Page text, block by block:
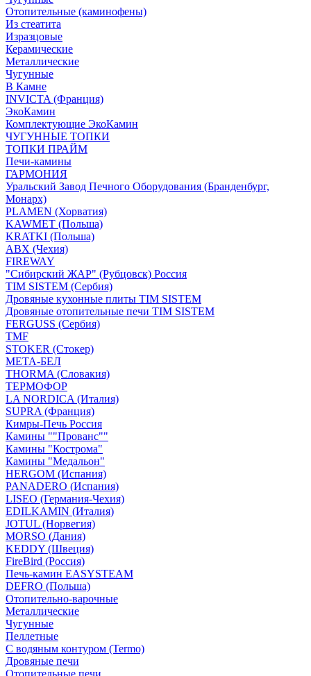
Отопительные (каминофены)
Из стеатита
Изразцовые
Керамические
Металлические
Чугунные
В Камне
INVICTA (Франция)
ЭкоКамин
Комплектующие ЭкоКамин
ЧУГУННЫЕ ТОПКИ
ТОПКИ ПРАЙМ
Печи-камины
ГАРМОНИЯ
Уральский Завод Печного Оборудования (Бранденбург,
Монарх)
PLAMEN (Хорватия)
KAWMET (Польша)
KRATKI (Польша)
ABX (Чехия)
FIREWAY
"Сибирский ЖАР" (Рубцовск) Россия
TIM SISTEM (Сербия)
Дровяные кухонные плиты TIM SISTEM
Дровяные отопительные печи TIM SISTEM
FERGUSS (Сербия)
TMF
STOKER (Стокер)
МЕТА-БЕЛ
THORMA (Словакия)
ТЕРМОФОР
LA NORDICA (Италия)
SUPRA (Франция)
Кимры-Печь Россия
Камины ""Прованс""
Камины "Кострома"
Камины "Медальон"
HERGOM (Испания)
PANADERO (Испания)
LISEO (Германия-Чехия)
EDILKAMIN (Италия)
JOTUL (Норвегия)
MORSO (Дания)
KEDDY (Швеция)
FireBird (Россия)
Печь-камин EASYSTEAM
DEFRO (Польша)
Отопительно-варочные
Металлические
Чугунные
Пеллетные
С водяным контуром (Termo)
Дровяные печи
Отопительные печи